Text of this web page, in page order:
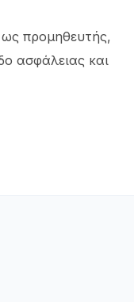
ως προμηθευτής,
ασφάλειας και